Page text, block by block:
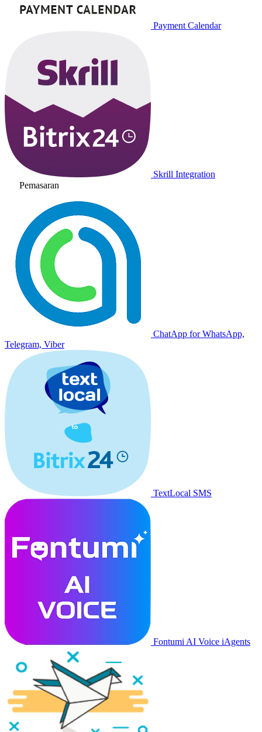
Payment Calendar
Skrill Integration
Pemasaran
ChatApp for WhatsApp,
Telegram, Viber
TextLocal SMS
Fontumi AI Voice iAgents